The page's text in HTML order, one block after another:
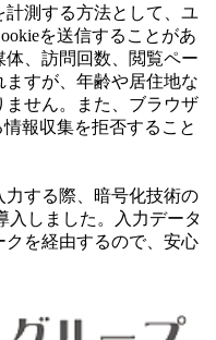
測する方法として、ユ
を送信することがあ
体、訪問回数、閲覧ペー
すが、年齢や居住地な
ません。また、ブラウザ
報収集を拒否すること
する際、暗号化技術の
入しました。入力データ
を経由するので、安心